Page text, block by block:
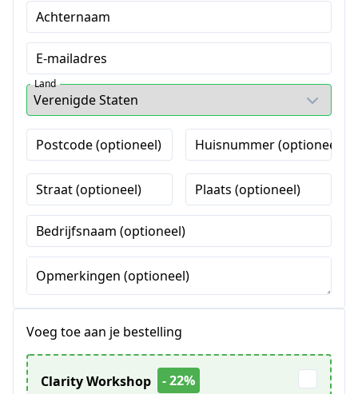
Achternaam
E-mailadres
Land
Postcode (optioneel) Huisnummer (optioneel)
Straat (optioneel) Plaats (optioneel)
Bedrijfsnaam (optioneel)
Opmerkingen (optioneel)
Voeg toe aan je bestelling
Clarity Workshop
- 22%